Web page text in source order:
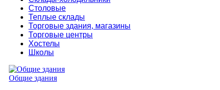
Столовые
Теплые склады
Торговые здания, магазины
Торговые центры
Хостелы
Школы
Общие здания